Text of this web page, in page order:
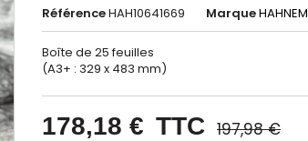
RéférenceHAH10641669 Marque
Boîte de 25 feuilles
(A3+ : 329 x 483 mm)
178,18 € TTC 197,98 €